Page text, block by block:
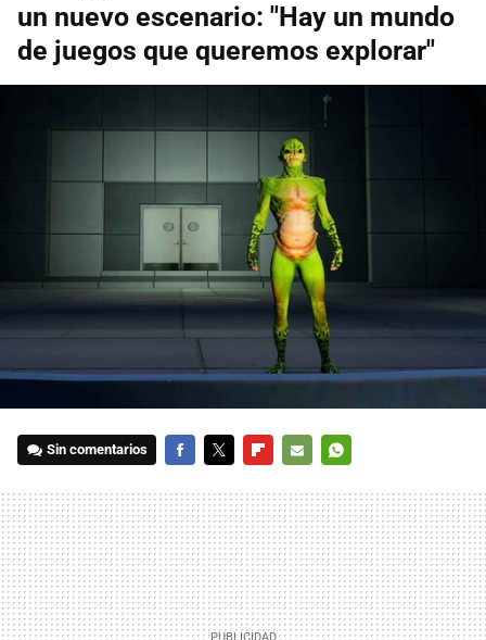
un nuevo escenario: "Hay un mundo
de juegos que queremos explorar"
Sin comentarios
MAIL